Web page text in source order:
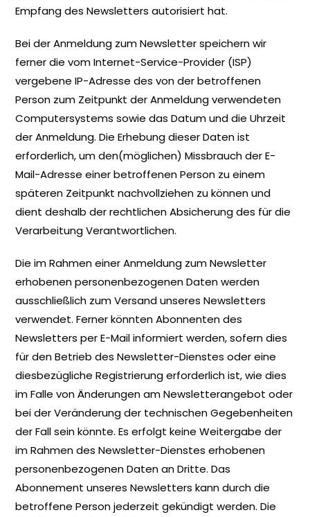
Empfang des Newsletters autorisiert hat.
Bei der Anmeldung zum Newsletter speichern wir
ferner die vom Internet-Service-Provider (ISP)
vergebene IP-Adresse des von der betroffenen
Person zum Zeitpunkt der Anmeldung verwendeten
Computersystems sowie das Datum und die Uhrzeit
der Anmeldung. Die Erhebung dieser Daten ist
erforderlich, um den(möglichen) Missbrauch der E-
Mail-Adresse einer betroffenen Person zu einem
späteren Zeitpunkt nachvollziehen zu können und
dient deshalb der rechtlichen Absicherung des für die
Verarbeitung Verantwortlichen.
Die im Rahmen einer Anmeldung zum Newsletter
erhobenen personenbezogenen Daten werden
ausschließlich zum Versand unseres Newsletters
verwendet. Ferner könnten Abonnenten des
Newsletters per E-Mail informiert werden, sofern dies
für den Betrieb des Newsletter-Dienstes oder eine
diesbezügliche Registrierung erforderlich ist, wie dies
im Falle von Änderungen am Newsletterangebot oder
bei der Veränderung der technischen Gegebenheiten
der Fall sein könnte. Es erfolgt keine Weitergabe der
im Rahmen des Newsletter-Dienstes erhobenen
personenbezogenen Daten an Dritte. Das
Abonnement unseres Newsletters kann durch die
betroffene Person jederzeit gekündigt werden. Die